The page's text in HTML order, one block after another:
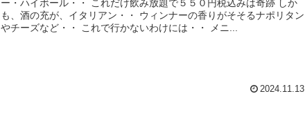
ー・ハイボール・・ これだけ飲み放題で５５０円税込みは奇跡 しか
も、酒の充が、イタリアン・・ ウィンナーの香りがそそるナポリタン
やチーズなど・・ これで行かないわけには・・ メニ...
2024.11.13